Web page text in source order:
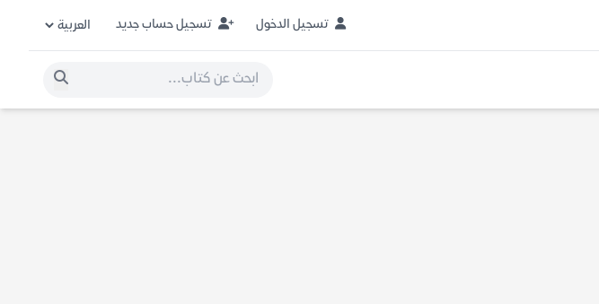
تسجيل الدخول تسجيل حساب جديد